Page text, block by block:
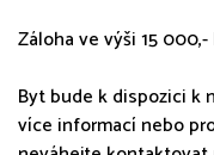
Záloha ve výši 15
Byt bude k dispozici k
více informací nebo